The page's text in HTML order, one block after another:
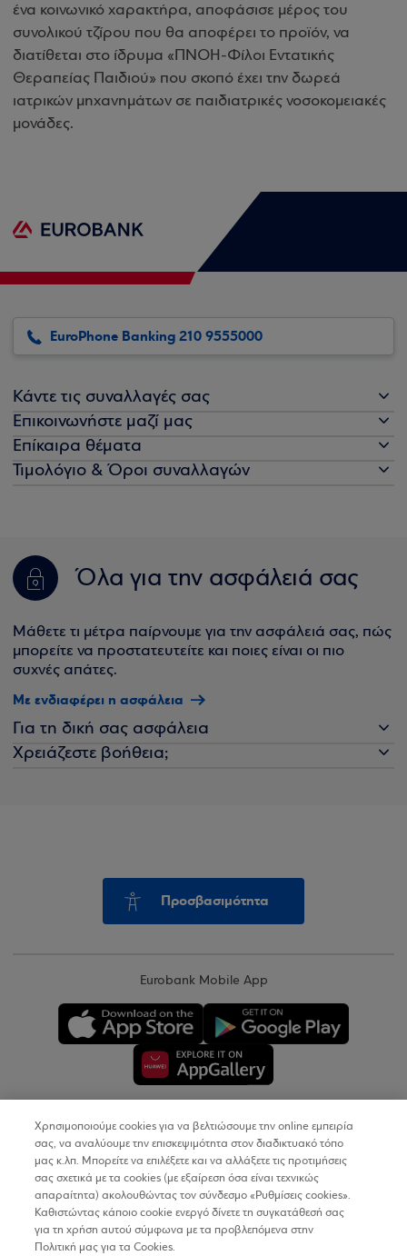
ένα κοινωνικό χαρακτήρα, αποφάσισε μέρος του
συνολικού τζίρου που θα αποφέρει το προϊόν, να
διατίθεται στο ίδρυμα «ΠΝΟΗ-Φίλοι Εντατικής
Θεραπείας Παιδιού» που σκοπό έχει την δωρεά
ιατρικών μηχανημάτων σε παιδιατρικές νοσοκομειακές
μονάδες.
EuroPhone Banking 210 9555000
Κάντε τις συναλλαγές σας
Επικοινωνήστε μαζί μας
Επίκαιρα θέματα
Τιμολόγιο & Όροι συναλλαγών
Όλα για την ασφάλειά σας
Μάθετε τι μέτρα παίρνουμε για την ασφάλειά σας, πώς
μπορείτε να προστατευτείτε και ποιες είναι οι πιο
συχνές απάτες.
Με ενδιαφέρει η ασφάλεια
Για τη δική σας ασφάλεια
Χρειάζεστε βοήθεια;
Προσβασιμότητα
Eurobank Mobile App
Copyright © 2026
Όροι Χρήσης
Προσωπικά Δεδομένα στον Διαδικτυακό Τόπο
Χρησιμοποιούμε cookies για να βελτιώσουμε την online εμπειρία
σας, να αναλύουμε την επισκεψιμότητα στον διαδικτυακό τόπο
μας κ.λπ. Μπορείτε να επιλέξετε και να αλλάξετε τις προτιμήσεις
σας σχετικά με τα cookies (με εξαίρεση όσα είναι τεχνικώς
απαραίτητα) ακολουθώντας τον σύνδεσμο «Ρυθμίσεις cookies».
Καθιστώντας κάποιο cookie ενεργό δίνετε τη συγκατάθεσή σας
για τη χρήση αυτού σύμφωνα με τα προβλεπόμενα στην
Πολιτική μας για τα Cookies.